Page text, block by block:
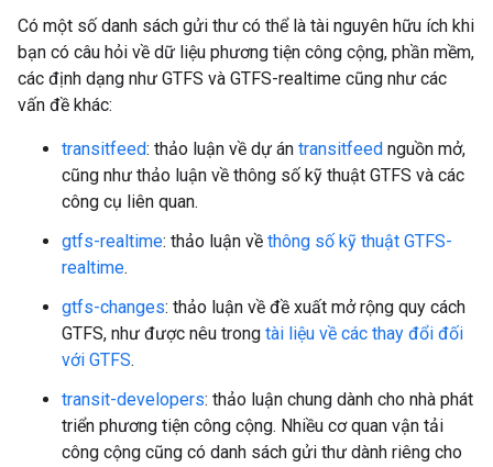
Có một số danh sách gửi thư có thể là tài nguyên hữu ích khi
bạn có câu hỏi về dữ liệu phương tiện công cộng, phần mềm,
các định dạng như GTFS và GTFS-realtime cũng như các
vấn đề khác:
transitfeed: thảo luận về dự án transitfeed nguồn mở,
cũng như thảo luận về thông số kỹ thuật GTFS và các
công cụ liên quan.
gtfs-realtime: thảo luận về thông số kỹ thuật GTFS-
realtime.
gtfs-changes: thảo luận về đề xuất mở rộng quy cách
GTFS, như được nêu trong tài liệu về các thay đổi đối
với GTFS.
transit-developers: thảo luận chung dành cho nhà phát
triển phương tiện công cộng. Nhiều cơ quan vận tải
công cộng cũng có danh sách gửi thư dành riêng cho